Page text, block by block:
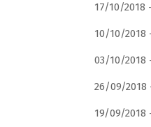
17/10/2018 -
10/10/2018
03/10/2018
26/09/2018
19/09/2018